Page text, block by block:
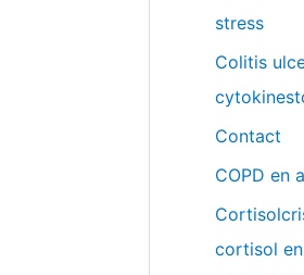
stress
Colitis
Contact
COPD en
cortisol